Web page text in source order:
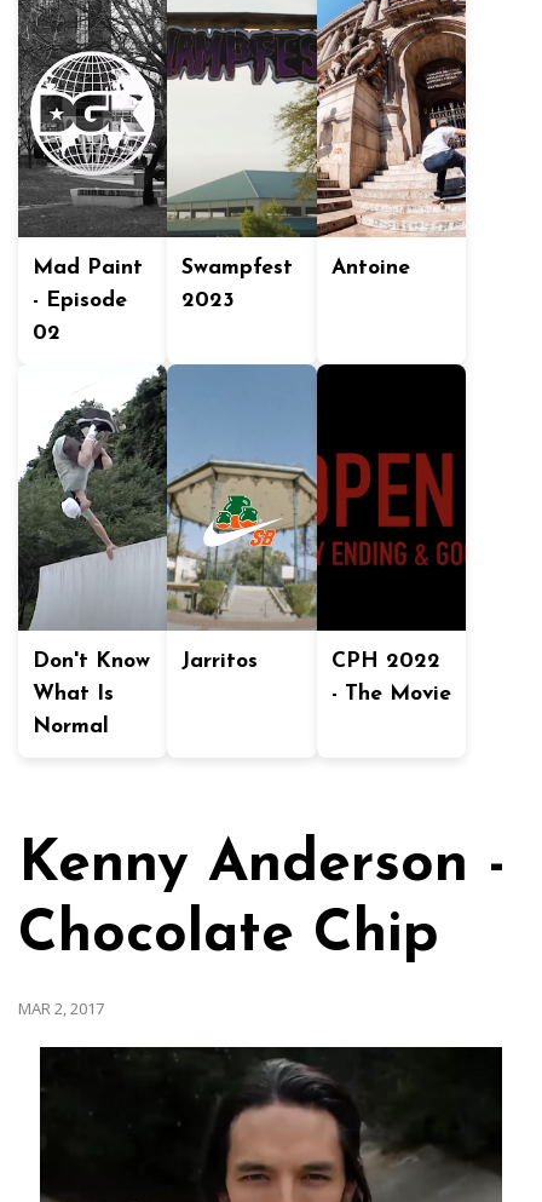
Mad Paint
- Episode
02
Swampfest
2023
Antoine
Don't Know
What Is
Normal
Jarritos
CPH 2022
- The Movie
Kenny Anderson -
Chocolate Chip
MAR 2, 2017